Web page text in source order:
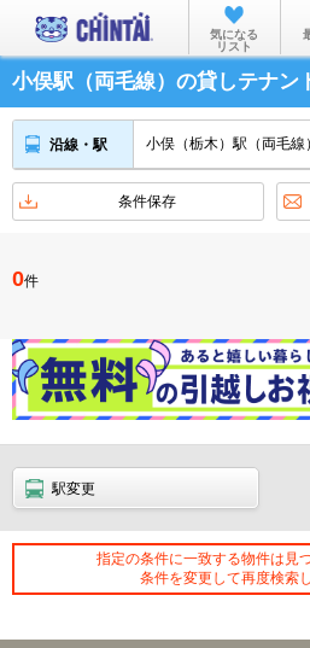
お部屋を探
沿線
住所か
家賃
通勤
TOP
気になる
リスト
小俣駅（両毛線）の貸しテナン
沿線・駅 小俣（栃木）駅（両毛線
条件保存
0件
駅変更
指定の条件に一致する物件は見
条件を変更して再度検索